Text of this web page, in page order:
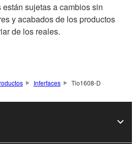
sujetas a cambios sin
y acabados de los productos
de los reales.
Inferfaces Tio1608-D